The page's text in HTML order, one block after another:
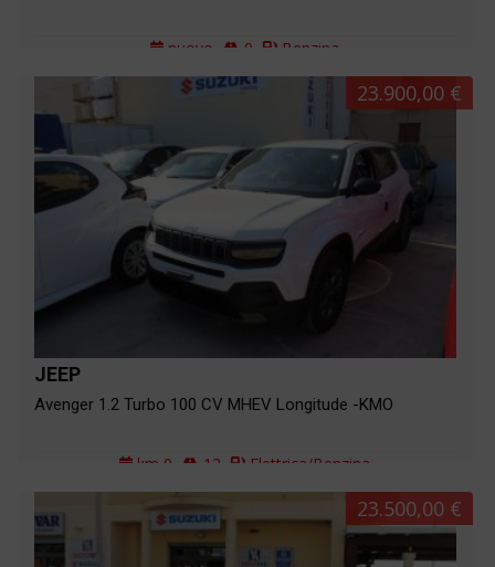
nuovo 0 Benzina
JEEP
Avenger 1.2 Turbo 100 CV MHEV Longitude -KMO
23.900,00 €
km 0 12 Elettrica/Benzina
23.500,00 €